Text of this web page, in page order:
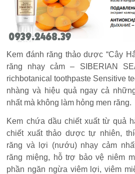
Kem đánh răng thảo dược “Cây
răng nhạy cảm – SIBERIAN
richbotanical toothpaste Sensitive
nhàng và hiệu quả ngay cả
nhất mà không làm hỏng men răng.
Kem chứa dầu chiết xuất từ quả
chiết xuất thảo dược tự nhiên,
răng và lợi (nướu) nhạy cảm
răng miệng, hỗ trợ bảo vệ niêm
phần ngăn ngừa viêm lợi, viêm